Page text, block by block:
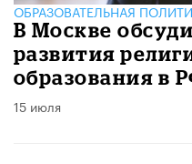
ОБРАЗОВАТЕЛЬНАЯ
В Москве
развития
образования в
15 июля